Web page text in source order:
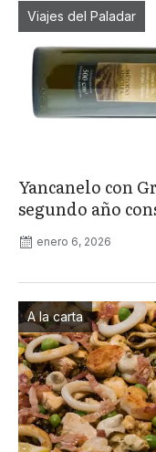
Viajes del Paladar
Yancanelo con
segundo año
enero 6, 2026
A la carta